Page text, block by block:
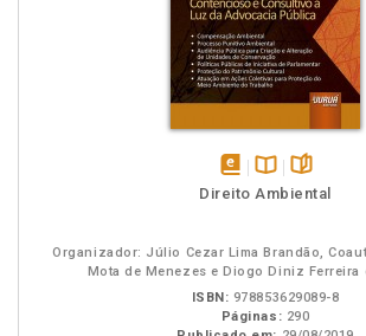
disponívelDisponível
páginas
Direito Ambiental
Organizador: Júlio Cezar Lima Brandão,
Mota de Menezes e Diogo Diniz Ferreira
ISBN: 978853629089-8
Páginas: 290